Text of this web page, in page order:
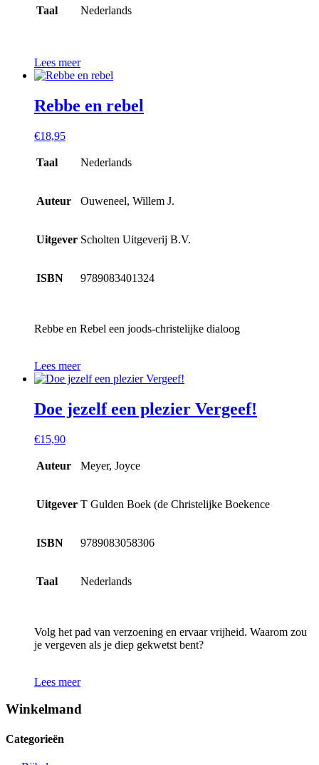
Taal Nederlands
Lees meer
Rebbe en rebel
€18,95
Taal Nederlands
Auteur Ouweneel, Willem J.
Uitgever Scholten Uitgeverij B.V.
ISBN 9789083401324
Rebbe en Rebel een joods-christelijke dialoog
Lees meer
Doe jezelf een plezier Vergeef!
€15,90
Auteur Meyer, Joyce
Uitgever T Gulden Boek (de Christelijke Boekence
ISBN 9789083058306
Taal Nederlands
Volg het pad van verzoening en ervaar vrijheid. Waarom zou
je vergeven als je diep gekwetst bent?
Lees meer
Winkelmand
Categorieën